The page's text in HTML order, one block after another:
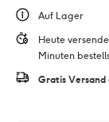
Auf Lager
Heute
Minuten
Gratis Versand